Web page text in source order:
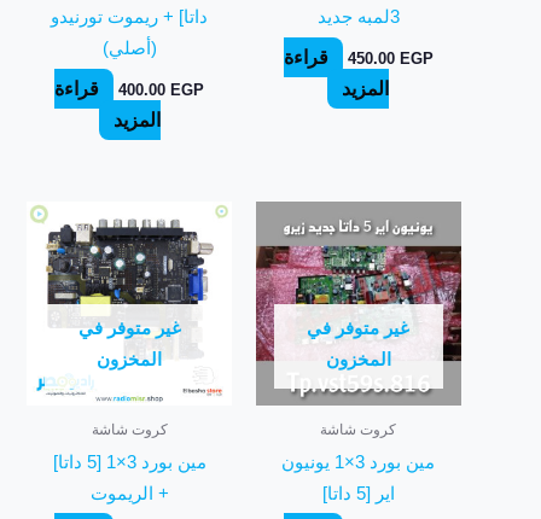
3لمبه جديد
450.00 EGP
قراءة
المزيد
داتا] + ريموت تورنيدو
(أصلي)
400.00EGP
قراءة
المزيد
غير متوفر في
المخزون
كروت شاشة
مين بورد 3×1 يونيون
اير [5 داتا]
غير متوفر في
المخزون
كروت شاشة
مين بورد 3×1 [5 داتا]
+ الريموت